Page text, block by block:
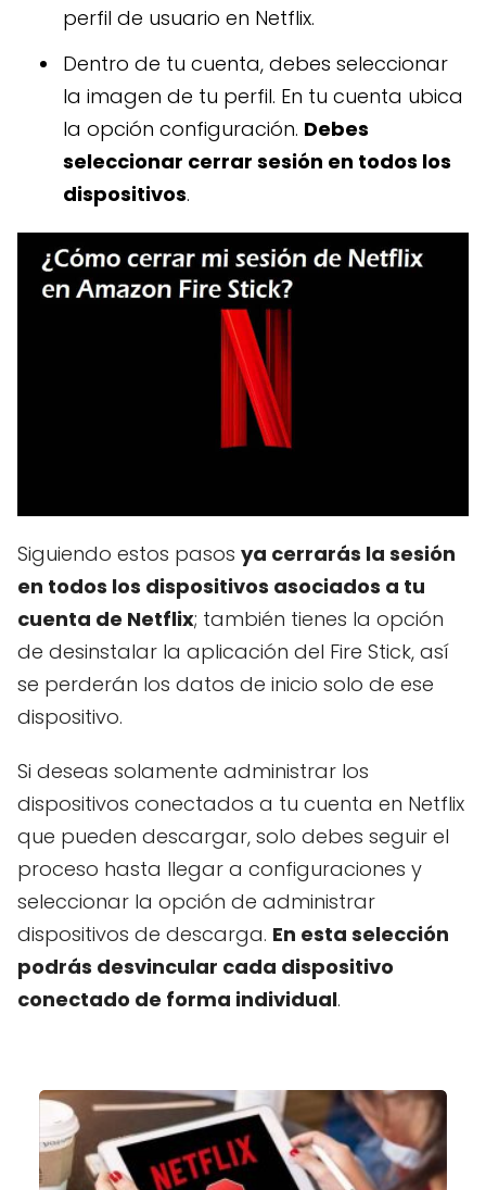
perfil de usuario en Netflix.
Dentro de tu cuenta, debes seleccionar
la imagen de tu perfil. En tu cuenta ubica
la opción configuración. Debes
seleccionar cerrar sesión en todos los
dispositivos.
Siguiendo estos pasos ya cerrarás la sesión
en todos los dispositivos asociados a tu
cuenta de Netflix; también tienes la opción
de desinstalar la aplicación del Fire Stick, así
se perderán los datos de inicio solo de ese
dispositivo.
Si deseas solamente administrar los
dispositivos conectados a tu cuenta en Netflix
que pueden descargar, solo debes seguir el
proceso hasta llegar a configuraciones y
seleccionar la opción de administrar
dispositivos de descarga. En esta selección
podrás desvincular cada dispositivo
conectado de forma individual.